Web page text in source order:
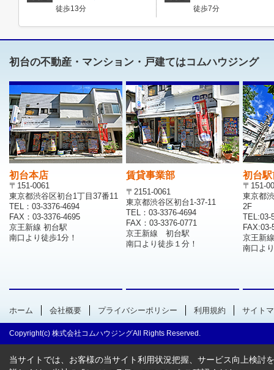
徒歩13分
徒歩7分
初台の不動産・マンション・戸建てはコムハウジング
初台本店
〒151-0061
東京都渋谷区初台1丁目37番11
TEL：03-3376-4694
FAX：03-3376-4695
京王新線 初台駅
南口より徒歩1分！
賃貸事業部
〒2151-0061
東京都渋谷区初台1-37-11
TEL：03-3376-4694
FAX：03-3376-0771
京王新線 初台駅
南口より徒歩１分！
初台
〒151-
東京都
2F
TEL:03-
FAX:03-
京王新
南口よ
ホーム 会社概要 プライバシーポリシー 利用規約 サイト
Copyright(c) 株式会社コムハウジングAll Rights Reserved.
当サイトでは、お客様の当サイト利用状況把握、サービス向上検討